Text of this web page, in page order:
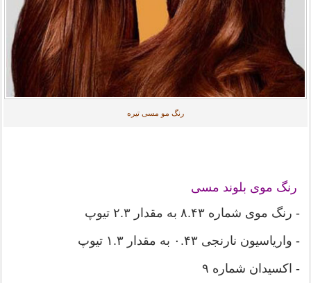
رنگ مو مسی تیره
رنگ موی بلوند مسی
- رنگ موی شماره ۸.۴۳ به مقدار ۲.۳ تیوپ
- واریاسیون نارنجی ۰.۴۳ به مقدار ۱.۳ تیوپ
- اکسیدان شماره ۹